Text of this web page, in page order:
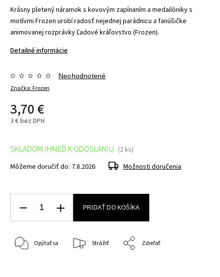
Krásny pletený náramok s kovovým zapínaním a medailóniky s
motívmi Frozen urobí radosť nejednej parádnicu a fanúšičke
animovanej rozprávky Ľadové kráľovstvo (Frozen).
Detailné informácie
Značka:Frozen
Neohodnotené
3,70 €
3 € bez DPH
SKLADOM IHNEĎ K ODOSLANIU (2 ks)
Môžeme doručiť do: 7.8.2026 Možnosti doručenia
PRIDAŤ DO KOŠÍKA
Opýtať sa Strážiť Zdieľať